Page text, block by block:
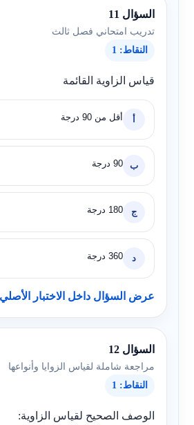
السؤال 11
تدريب امتحاني فصل ثالث
النقاط: 1
قياس الزاوية القائمة
أقل من 90 درجة
ب 90 درجة
ج 180 درجة
د 360 درجة
عرض السؤال داخل الاختبار الأصلي
السؤال 12
مراجعة شاملة لقياس الزوايا وأنواعها
النقاط: 1
الوصف الصحيح لقياس الزاوية: